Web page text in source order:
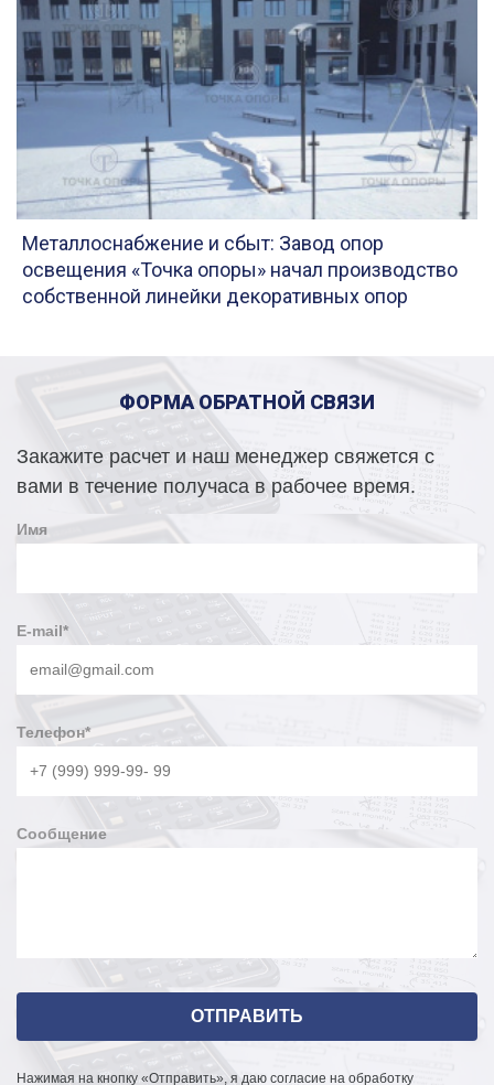
Металлоснабжение и сбыт: Завод опор
освещения «Точка опоры» начал производство
собственной линейки декоративных опор
ФОРМА ОБРАТНОЙ СВЯЗИ
Закажите расчет и наш менеджер свяжется с
вами в течение получаса в рабочее время.
Имя
E-mail*
Телефон*
Сообщение
Нажимая на кнопку «Отправить», я даю согласие на обработку